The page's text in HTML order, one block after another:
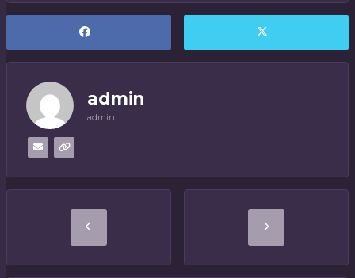
admin
admin